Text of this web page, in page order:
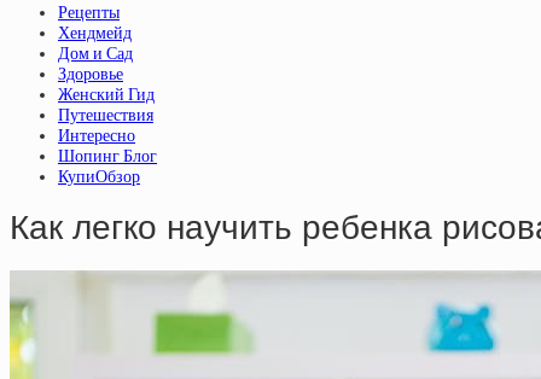
Рецепты
Хендмейд
Дом и Сад
Здоровье
Женский Гид
Путешествия
Интересно
Шопинг Блог
КупиОбзор
Как легко научить ребенка